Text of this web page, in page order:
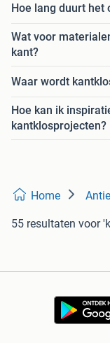
Hoe lang duurt het
Wat voor
kant?
Waar wordt
Hoe kan ik
kantklosprojecten?
Home
55 resultaten voor